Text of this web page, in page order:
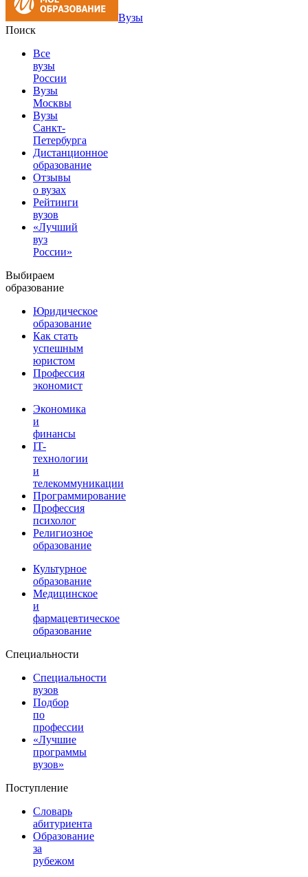
Вузы
Поиск
Все
вузы
России
Вузы
Москвы
Вузы
Санкт-
Петербурга
Дистанционное
образование
Отзывы
о вузах
Рейтинги
вузов
«Лучший
вуз
России»
Выбираем
образование
Юридическое
образование
Как стать
успешным
юристом
Профессия
экономист
Экономика
и
финансы
IT-
технологии
и
телекоммуникации
Программирование
Профессия
психолог
Религиозное
образование
Культурное
образование
Медицинское
и
фармацевтическое
образование
Специальности
Специальности
вузов
Подбор
по
профессии
«Лучшие
программы
вузов»
Поступление
Словарь
абитуриента
Образование
за
рубежом